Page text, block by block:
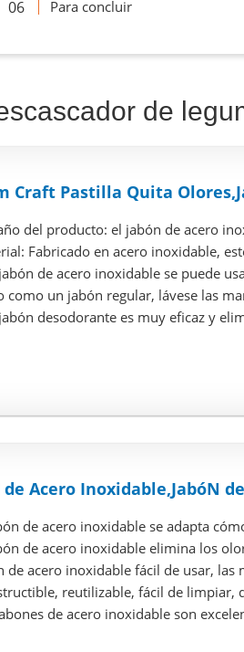
Para concluir
de
Craft Pastilla Quita
del producto: el jabón de acero
Fabricado en acero inoxidable,
de acero inoxidable se puede
como un jabón regular, lávese las
desodorante es muy eficaz y
de Acero Inoxidable,JabóN
de acero inoxidable se adapta
de acero inoxidable elimina los
de acero inoxidable fácil de usar,
reutilizable, fácil de limpiar,
de acero inoxidable son